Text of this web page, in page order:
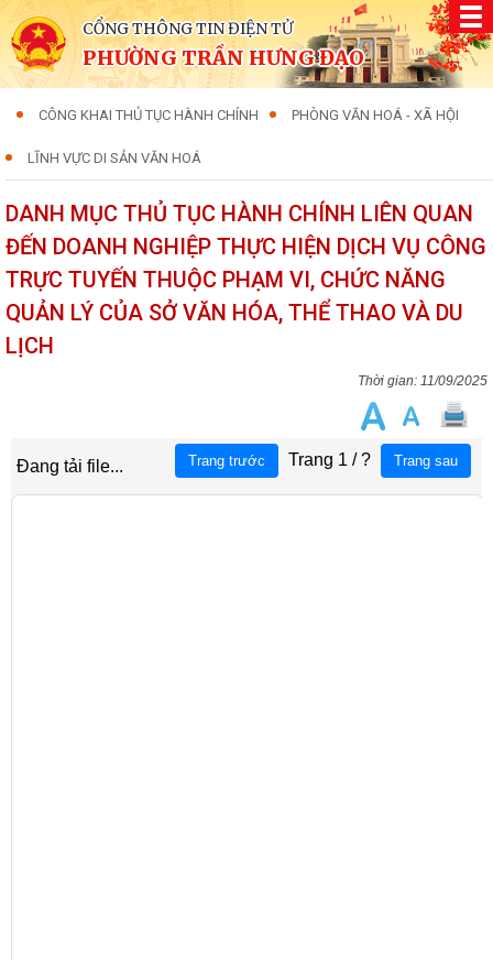
CỔNG THÔNG TIN ĐIỆN TỬ
PHƯỜNG TRẦN HƯNG ĐẠO
CÔNG KHAI THỦ TỤC HÀNH CHÍNH PHÒNG VĂN HOÁ - XÃ HỘI
LĨNH VỰC DI SẢN VĂN HOÁ
DANH MỤC THỦ TỤC HÀNH CHÍNH LIÊN QUAN
ĐẾN DOANH NGHIỆP THỰC HIỆN DỊCH VỤ CÔNG
TRỰC TUYẾN THUỘC PHẠM VI, CHỨC NĂNG
QUẢN LÝ CỦA SỞ VĂN HÓA, THỂ THAO VÀ DU
LỊCH
11/09/2025